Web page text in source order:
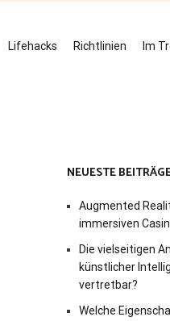
Lifehacks Richtlinien Im
NEUESTE
Augmented
immersiven
Die vielseitigen
künstlicher
vertretbar?
Welche